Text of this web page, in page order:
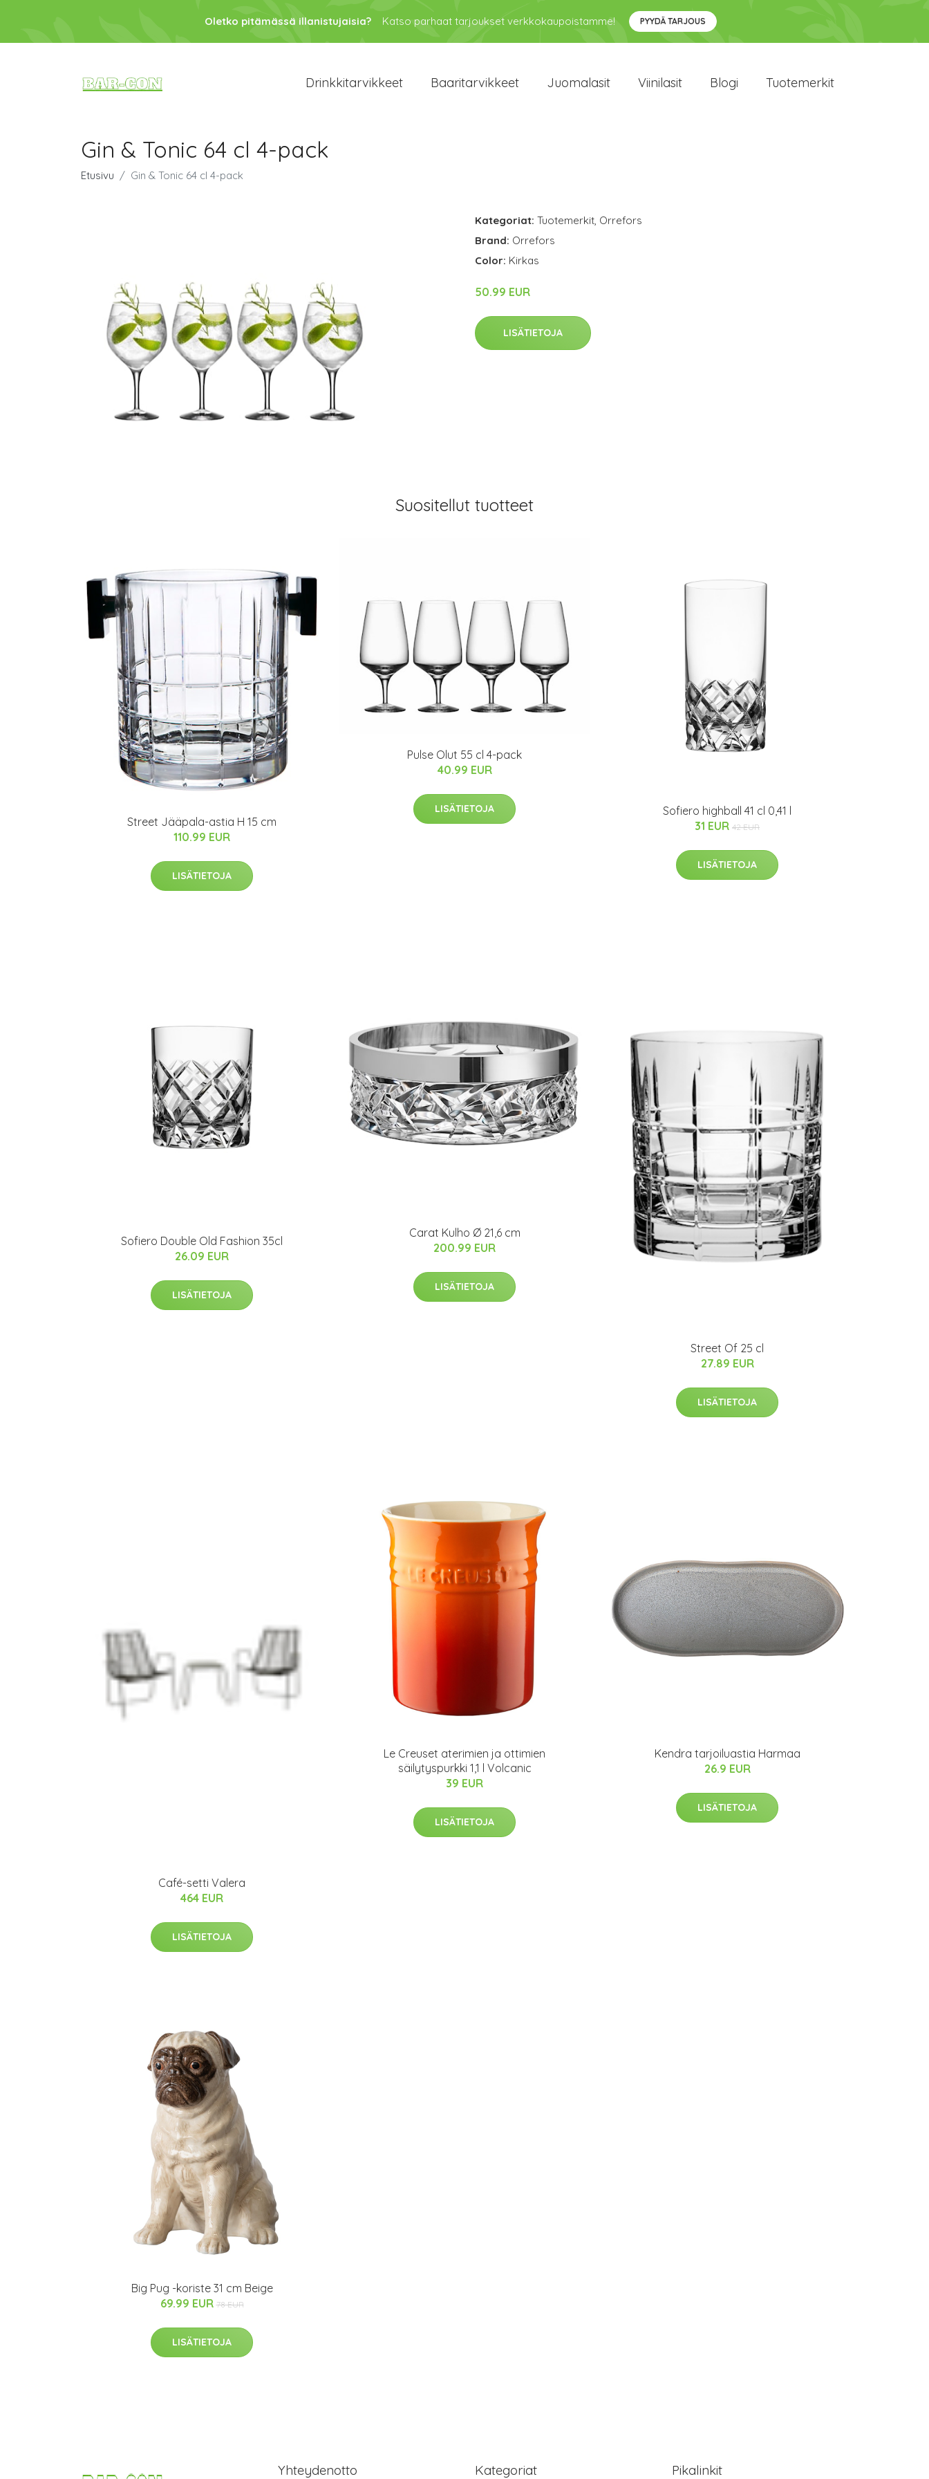
Oletko pitämässä illanistujaisia? Katso parhaat tarjoukset verkkokaupoistamme! PYYDÄ TARJOUS
Drinkkitarvikkeet Baaritarvikkeet Juomalasit Viinilasit Blogi Tuotemerkit
Gin & Tonic 64 cl 4-pack
Etusivu Gin & Tonic 64 cl 4-pack
Kategoriat: Tuotemerkit, Orrefors
Brand: Orrefors
Color: Kirkas
50.99 EUR
LISÄTIETOJA
Suositellut tuotteet
Street Jääpala-astia H 15 cm
110.99 EUR
LISÄTIETOJA
Pulse Olut 55 cl 4-pack
40.99 EUR
LISÄTIETOJA
Sofiero highball 41 cl 0,41 l
31 EUR 42 EUR
LISÄTIETOJA
Sofiero Double Old Fashion 35cl
26.09 EUR
LISÄTIETOJA
Carat Kulho Ø 21,6 cm
200.99 EUR
LISÄTIETOJA
Street Of 25 cl
27.89 EUR
LISÄTIETOJA
Café-setti Valera
464 EUR
LISÄTIETOJA
Le Creuset aterimien ja ottimien
säilytyspurkki 1,1 l Volcanic
39 EUR
LISÄTIETOJA
Kendra tarjoiluastia Harmaa
26.9 EUR
LISÄTIETOJA
Big Pug -koriste 31 cm Beige
69.99 EUR 78 EUR
LISÄTIETOJA
Yhteydenotto Kategoriat Pikalinkit